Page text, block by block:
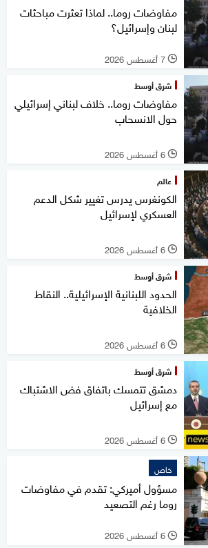
مفاوضات روما.. لماذا تعثرت مباحثات
لبنان وإسرائيل؟
l 7 أغسطس 2026
شرق أوسط
مفاوضات روما.. خلاف لبناني إسرائيلي
حول الانسحاب
l 6 أغسطس 2026
عالم
الكونغرس يدرس تغيير شكل الدعم
العسكري لإسرائيل
l 6 أغسطس 2026
شرق أوسط
الحدود اللبنانية الإسرائيلية.. النقاط
الخلافية
l 6 أغسطس 2026
شرق أوسط
دمشق تتمسك باتفاق فض الاشتباك
مع إسرائيل
l 6 أغسطس 2026
خاص
مسؤول أميركي: تقدم في مفاوضات
روما رغم التصعيد
l 6 أغسطس 2026